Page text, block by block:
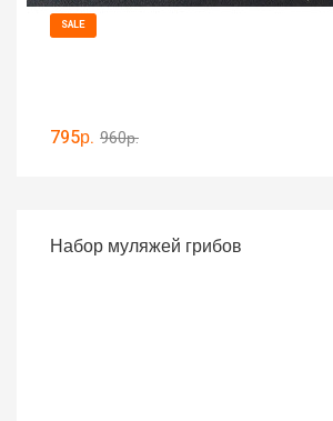
SALE
795р. 960р.
Набор муляжей грибов